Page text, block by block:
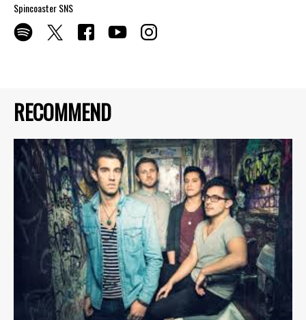
RECOMMEND
Spincoaster SNS